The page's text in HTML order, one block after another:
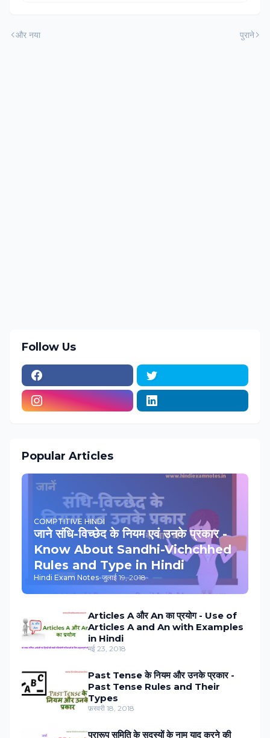
और नया पुराने
Follow Us
Popular Articles
COMPTITIVE HINDI
जाने संधि-विच्‍छेद के नियम एवं उनके प्रकार -
Know About Sandhi-Vichchhed
Rules and Type in Hindi
Hindi Exam Notes-जुलाई 19, 2018
Articles A और An का प्रयोग - Use of
Articles A and An with Examples
in Hindi
मई 23, 2018
Past Tense के नियम और उनके प्रकार -
Past Tense Rules and Their
Types
फ़रवरी 18, 2018
प्रारूप समिति के सदस्‍यों के नाम याद करने की